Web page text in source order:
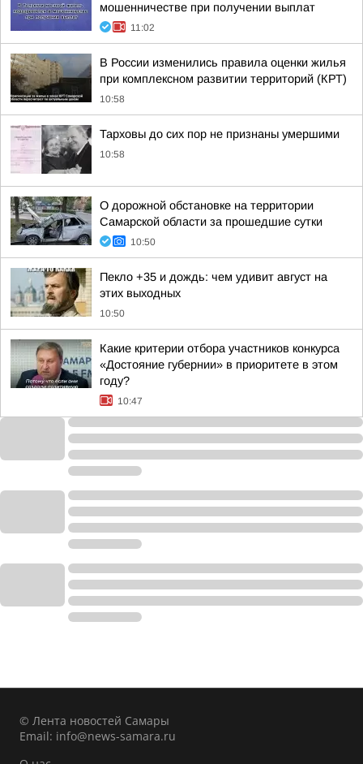
мошенничестве при получении выплат
11:02
В России изменились правила оценки жилья
при комплексном развитии территорий (КРТ)
10:58
Тарховы до сих пор не признаны умершими
10:58
О дорожной обстановке на территории
Самарской области за прошедшие сутки
10:50
Пекло +35 и дождь: чем удивит август на
этих выходных
10:50
Какие критерии отбора участников конкурса
«Достояние губернии» в приоритете в этом
году?
10:47
© Лента новостей Самары
Email: info@news-samara.ru